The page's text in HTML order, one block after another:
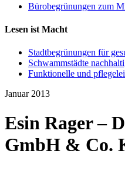
Bürobegrünungen zum
Lesen ist Macht
Stadtbegrünungen für
Schwammstädte
Funktionelle und
Januar 2013
Esin Rager –
GmbH & Co.